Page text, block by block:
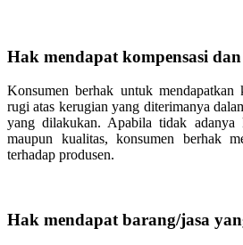
Hak mendapat kompensasi
Konsumen berhak untuk mendapatkan
rugi atas kerugian yang diterimanya
yang dilakukan. Apabila tidak adanya
maupun kualitas, konsumen berhak
terhadap produsen.
Hak mendapat barang/jasa